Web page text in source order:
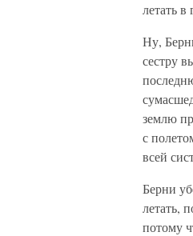
летать
Ну,
сестру
землю
с
всей
Берни
летать,
потому